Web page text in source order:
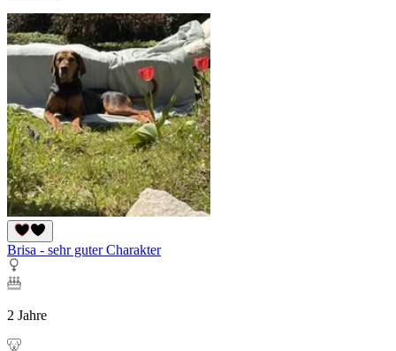
Brisa - sehr guter Charakter
2 Jahre